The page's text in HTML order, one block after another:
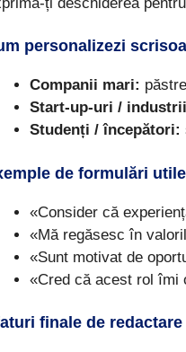
personalizezi
Companii mari:
Start-up-uri /
Studenți / începători:
de formulări utile
«Consider că
«Mă regăsesc în
«Sunt motivat de
«Cred că acest rol îmi
finale de redactare